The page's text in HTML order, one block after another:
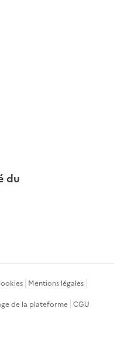
du
Mentions légales
de la plateforme CGU